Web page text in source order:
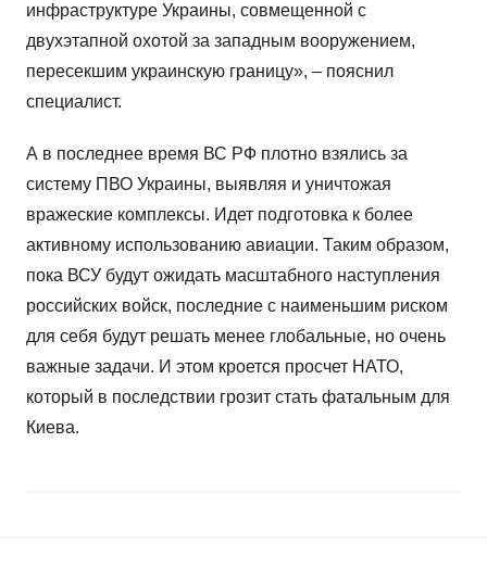
инфраструктуре Украины, совмещенной с
двухэтапной охотой за западным вооружением,
пересекшим украинскую границу», – пояснил
специалист.
А в последнее время ВС РФ плотно взялись за
систему ПВО Украины, выявляя и уничтожая
вражеские комплексы. Идет подготовка к более
активному использованию авиации. Таким образом,
пока ВСУ будут ожидать масштабного наступления
российских войск, последние с наименьшим риском
для себя будут решать менее глобальные, но очень
важные задачи. И этом кроется просчет НАТО,
который в последствии грозит стать фатальным для
Киева.